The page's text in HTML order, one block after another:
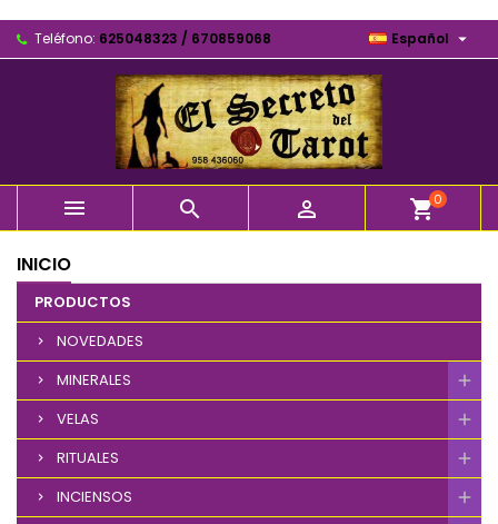
Teléfono: 625048323 / 670859068 Español 
   shopping_cart0
INICIO
PRODUCTOS
NOVEDADES
MINERALES
VELAS
RITUALES
INCIENSOS